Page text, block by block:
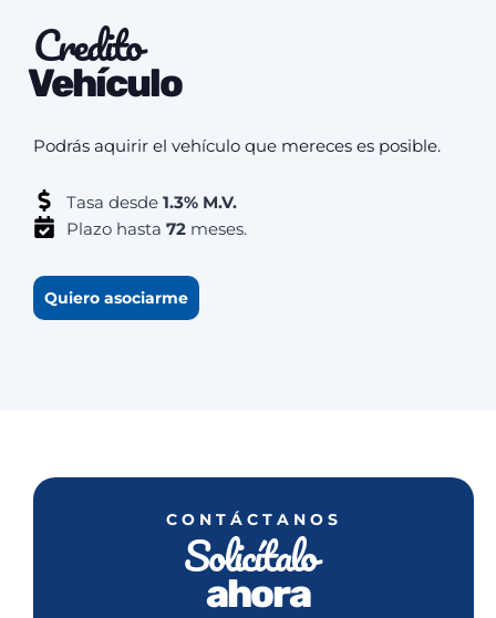
Credito
Vehículo
Podrás aquirir el vehículo que mereces es posible.
Tasa desde 1.3% M.V.
Plazo hasta 72 meses.
Quiero asociarme
CONTÁCTANOS
Solicítalo
ahora